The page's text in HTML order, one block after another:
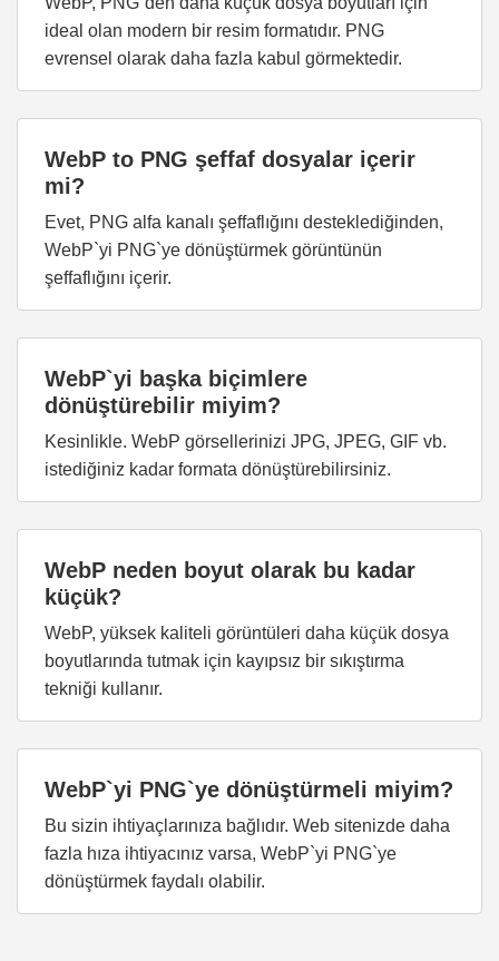
ideal olan modern bir resim formatıdır. PNG
evrensel olarak daha fazla kabul görmektedir.
WebP to PNG şeffaf dosyalar içerir
mi?
Evet, PNG alfa kanalı şeffaflığını desteklediğinden,
WebP`yi PNG`ye dönüştürmek görüntünün
şeffaflığını içerir.
WebP`yi başka biçimlere
dönüştürebilir miyim?
Kesinlikle. WebP görsellerinizi JPG, JPEG, GIF vb.
istediğiniz kadar formata dönüştürebilirsiniz.
WebP neden boyut olarak bu kadar
küçük?
WebP, yüksek kaliteli görüntüleri daha küçük dosya
boyutlarında tutmak için kayıpsız bir sıkıştırma
tekniği kullanır.
WebP`yi PNG`ye dönüştürmeli miyim?
Bu sizin ihtiyaçlarınıza bağlıdır. Web sitenizde daha
fazla hıza ihtiyacınız varsa, WebP`yi PNG`ye
dönüştürmek faydalı olabilir.